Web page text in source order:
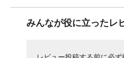
みんなが役に立ったレ